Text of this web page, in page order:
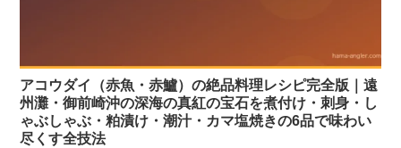
アコウダイ（赤魚・赤鱸）の絶品料理レシピ完全版｜遠
州灘・御前崎沖の深海の真紅の宝石を煮付け・刺身・し
ゃぶしゃぶ・粕漬け・潮汁・カマ塩焼きの6品で味わい
尽くす全技法